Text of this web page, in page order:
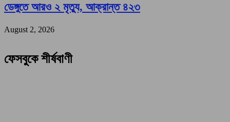
ডেঙ্গুতে আরও ২ মৃত্যু, আক্রান্ত ৪২৩
August 2, 2026
ফেসবুকে শীর্ষবাণী